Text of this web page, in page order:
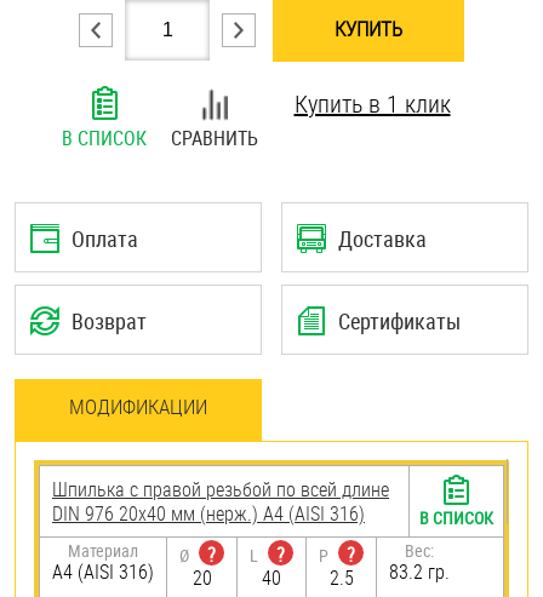
Шплинты
КУПИТЬ
В СПИСОК СРАВНИТЬ
Купить в 1 клик
Оплата Доставка
Возврат Сертификаты
МОДИФИКАЦИИ
Шпилька с правой резьбой по всей длине
DIN 976 20х40 мм (нерж.) A4 (AISI 316)
Материал
A4 (AISI 316)
Ø
?
20
L
?
40
P
?
2.5
Вес:
83.2 гр.
В СПИСОК